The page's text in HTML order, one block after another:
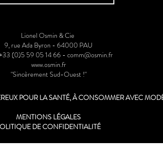
Lionel Osmin & Cie
9, rue Ada Byron - 64000 PAU
(0)5 59 05 14 66 - comm@osmin.fr
www.osmin.fr
"Sincèrement Sud-Ouest !"
POUR LA SANTÉ, À CONSOMMER AVEC
MENTIONS LÉGALES
DE CONFIDENTIALITÉ